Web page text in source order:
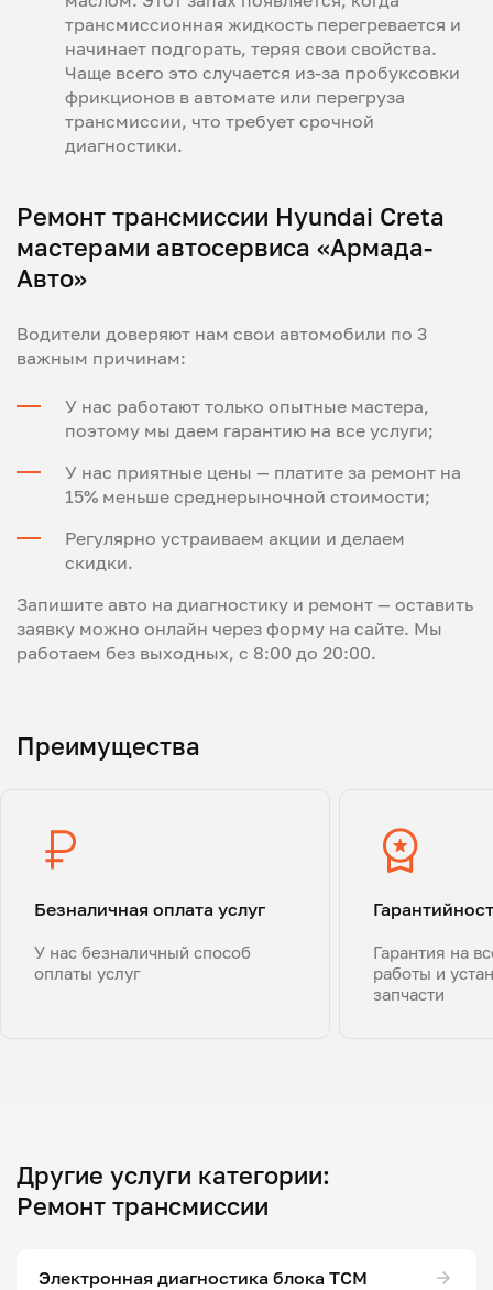
трансмиссионная жидкость перегревается и
начинает подгорать, теряя свои свойства.
Чаще всего это случается из-за пробуксовки
фрикционов в автомате или перегруза
трансмиссии, что требует срочной
диагностики.
Ремонт трансмиссии Hyundai Creta
мастерами автосервиса «Армада-
Авто»
Водители доверяют нам свои автомобили по 3
важным причинам:
У нас работают только опытные мастера,
поэтому мы даем гарантию на все услуги;
У нас приятные цены — платите за ремонт на
15% меньше среднерыночной стоимости;
Регулярно устраиваем акции и делаем
скидки.
Запишите авто на диагностику и ремонт — оставить
заявку можно онлайн через форму на сайте. Мы
работаем без выходных, с 8:00 до 20:00.
Преимущества
Безналичная оплата услуг
У нас безналичный способ
оплаты услуг
Гарантия на
работы и
запчасти
Другие услуги категории:
Ремонт трансмиссии
Электронная диагностика блока ТСМ